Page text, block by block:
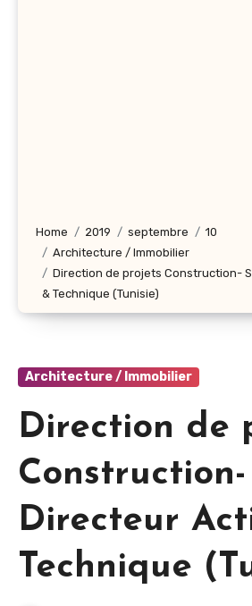
Home 2019 septembre
10
Architecture / Immobilier
Direction de projets Construction-
& Technique (Tunisie)
Architecture / Immobilier
Direction de
Construction-
Directeur
Technique